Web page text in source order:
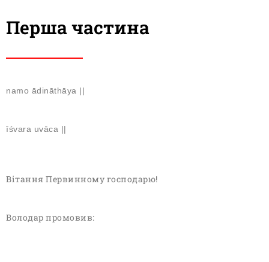
Перша частина
namo ādināthāya ||
īśvara uvāca ||
Вітання Первинному господарю!
Володар промовив: